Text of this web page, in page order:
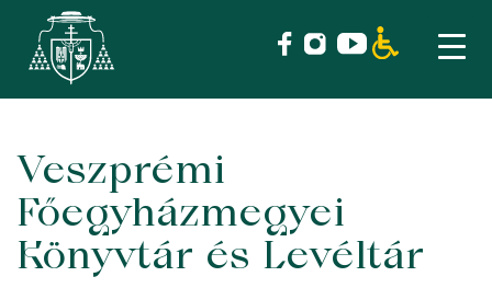
Skip
content
Veszprémi
Főegyházmegyei
Könyvtár és Levéltár